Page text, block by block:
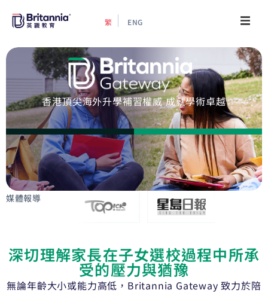
繁 ENG
關於我們
最新活動
升學指南
升學資訊
增值服務
香港頂尖海外升學補習權威 成就學術卓越
媒體報導
深切理解家長在子女選校過程中所承
受的壓力與猶豫
無論年齡大小或能力高低，Britannia Gateway 致力於陪